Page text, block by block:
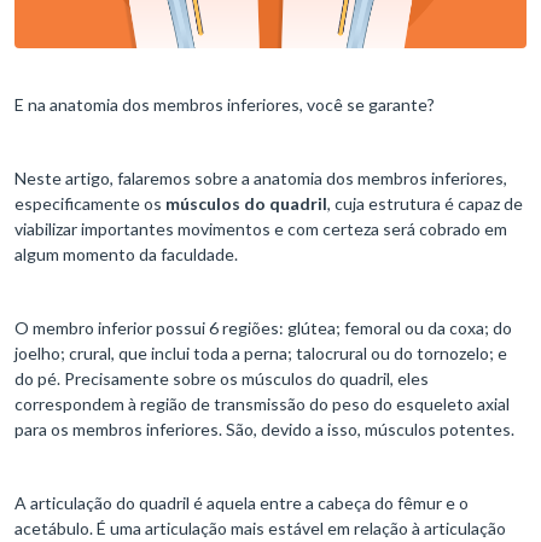
E na anatomia dos membros inferiores, você se garante?
Neste artigo, falaremos sobre a anatomia dos membros inferiores,
especificamente os músculos do quadril, cuja estrutura é capaz de
viabilizar importantes movimentos e com certeza será cobrado em
algum momento da faculdade.
O membro inferior possui 6 regiões: glútea; femoral ou da coxa; do
joelho; crural, que inclui toda a perna; talocrural ou do tornozelo; e
do pé. Precisamente sobre os músculos do quadril, eles
correspondem à região de transmissão do peso do esqueleto axial
para os membros inferiores. São, devido a isso, músculos potentes.
A articulação do quadril é aquela entre a cabeça do fêmur e o
acetábulo. É uma articulação mais estável em relação à articulação